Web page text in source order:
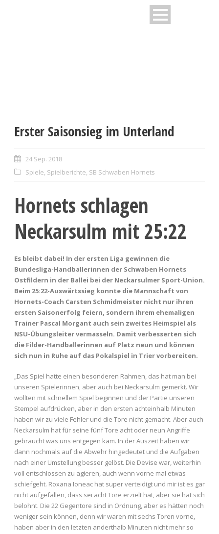
Erster Saisonsieg im Unterland
24 Sep. 2018
Spiele, Spielberichte, SB Schwaben Hornets
Hornets schlagen
Neckarsulm mit 25:22
Es bleibt dabei! In der ersten Liga gewinnen die
Bundesliga-Handballerinnen der Schwaben Hornets
Ostfildern in der Ballei bei der Neckarsulmer Sport-Union.
Beim 25:22-Auswärtssieg konnte die Mannschaft von
Hornets-Coach Carsten Schmidmeister nicht nur ihren
ersten Saisonerfolg feiern, sondern ihrem ehemaligen
Trainer Pascal Morgant auch sein zweites Heimspiel als
NSU-Übungsleiter vermasseln. Damit verbesserten sich
die Filder-Handballerinnen auf Platz neun und können
sich nun in Ruhe auf das Pokalspiel in Trier vorbereiten.
„Das Spiel hatte einen besonderen Rahmen, das hat man bei
unseren Spielerinnen, aber auch bei Neckarsulm gemerkt. Wir
wollten mit schnellem Spiel beginnen und der Partie unseren
Stempel aufdrücken, aber in den ersten achteinhalb Minuten
haben wir zu viele Fehler und die Tore nicht gemacht. Aber auch
Neckarsulm hat für seine fünf Tore acht oder neun Angriffe
gebraucht was uns entgegen kam. In der Auszeit haben wir
dann nochmals auf die Abwehr hingedeutet und die Aufgaben
nach einer Umstellung besser gelöst. Die Devise war, weiterhin
voll entschlossen zu agieren, auch wenn vorne mal etwas
schiefgeht. Roxana Ioneac hat super verteidigt und mir ist es gar
nicht aufgefallen, dass sei acht Tore erzielt hat, aber sie hat sich
belohnt. Die 22 Gegentore sind in Ordnung, aber es hätten noch
weniger sein können, denn wir waren mit sechs Toren vorne,
haben aber in den letzten anderthalb Minuten nicht mehr so